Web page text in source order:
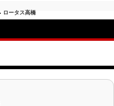
ロータス高橋